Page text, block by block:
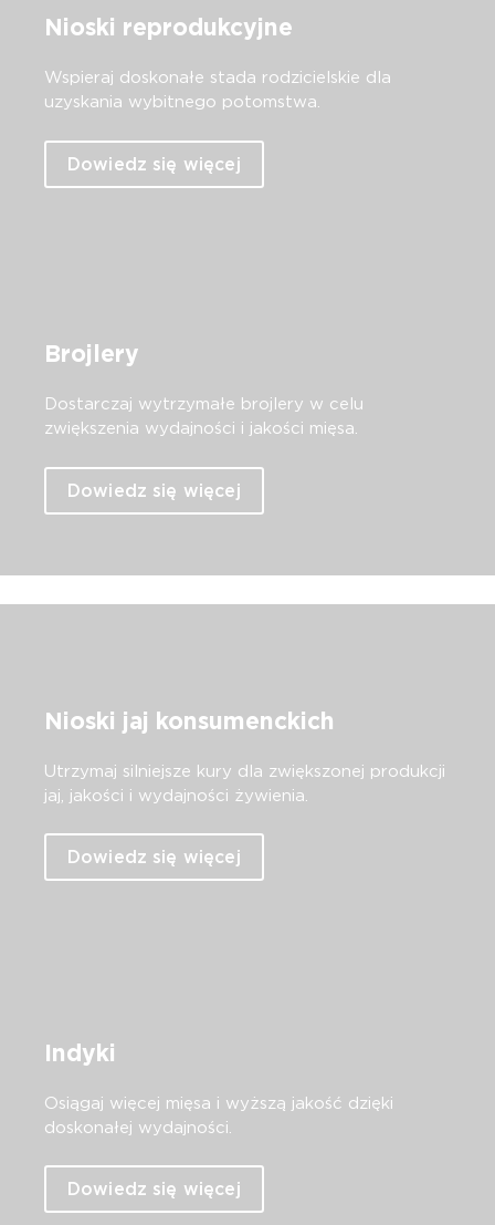
Nioski reprodukcyjne
Wspieraj doskonałe stada rodzicielskie dla
uzyskania wybitnego potomstwa.
Dowiedz się więcej
Brojlery
Dostarczaj wytrzymałe brojlery w celu
zwiększenia wydajności i jakości mięsa.
Dowiedz się więcej
Nioski jaj konsumenckich
Utrzymaj silniejsze kury dla zwiększonej produkcji
jaj, jakości i wydajności żywienia.
Dowiedz się więcej
Indyki
Osiągaj więcej mięsa i wyższą jakość dzięki
doskonałej wydajności.
Dowiedz się więcej